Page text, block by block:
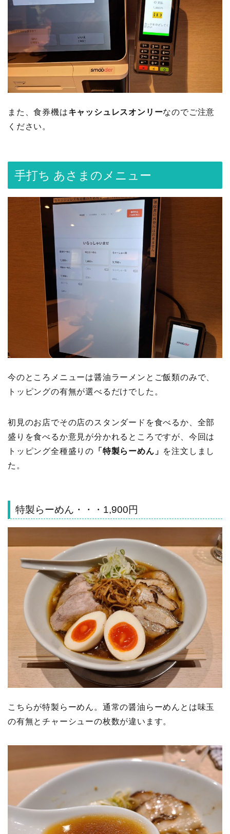
また、食券機はキャッシュレスオンリーなのでご注意
ください。
手打ち あさまのメニュー
今のところメニューは醤油ラーメンとご飯類のみで、
トッピングの有無が選べるだけでした。
初見のお店でその店のスタンダードを食べるか、全部
盛りを食べるか意見が分かれるところですが、今回は
トッピング全種盛りの 「特製らーめん」 を注文しまし
た。
特製らーめん・・・1,900円
こちらが特製らーめん。通常の醤油らーめんとは味玉
の有無とチャーシューの枚数が違います。